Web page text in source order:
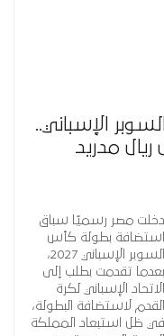
الإسباني..
مدريد
دخلت مصر رسميًا سباق
استضافة بطولة كأس
السوبر الإسباني 2027،
بعدما تقدمت بطلب إلى
الاتحاد الإسباني لكرة
القدم لاستضافة البطولة،
في ظل استبعاد المملكة